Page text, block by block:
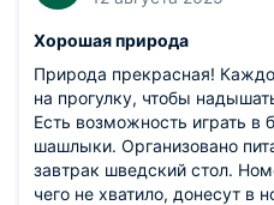
Хорошая природа
Природа прекрасная!
на прогулку, чтобы
Есть возможность играть в
шашлыки. Организовано
завтрак шведский стол.
чего не хватило, донесут в